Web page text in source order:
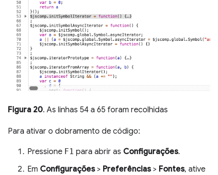
Figura 20. As linhas 54 a 65 foram recolhidas
Para ativar o dobramento de código:
Pressione F1 para abrir as Configurações.
Em Configurações> Preferências> Fontes, ative